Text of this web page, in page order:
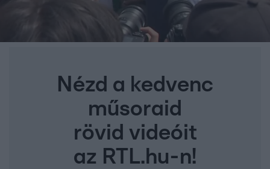
Nézd a kedvenc
műsoraid
rövid videóit
az RTL.hu-n!